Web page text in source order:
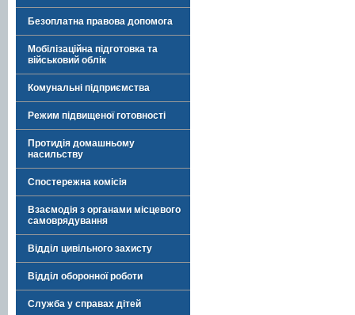
Безоплатна правова допомога
Мобілізаційна підготовка та
військовий облік
Комунальні підприємства
Режим підвищеної готовності
Протидія домашньому
насильству
Спостережна комісія
Взаємодія з органами місцевого
самоврядування
Відділ цивільного захисту
Відділ оборонної роботи
Служба у справах дітей